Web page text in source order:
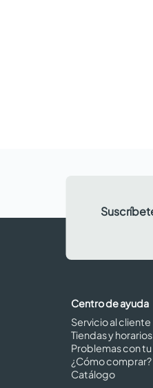
Centro de ayuda
Servicio al cliente
Tiendas y
Problemas con
¿Cómo comprar?
Catálogo